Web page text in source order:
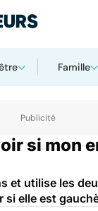
Famille
si mon
et utilise les
elle est